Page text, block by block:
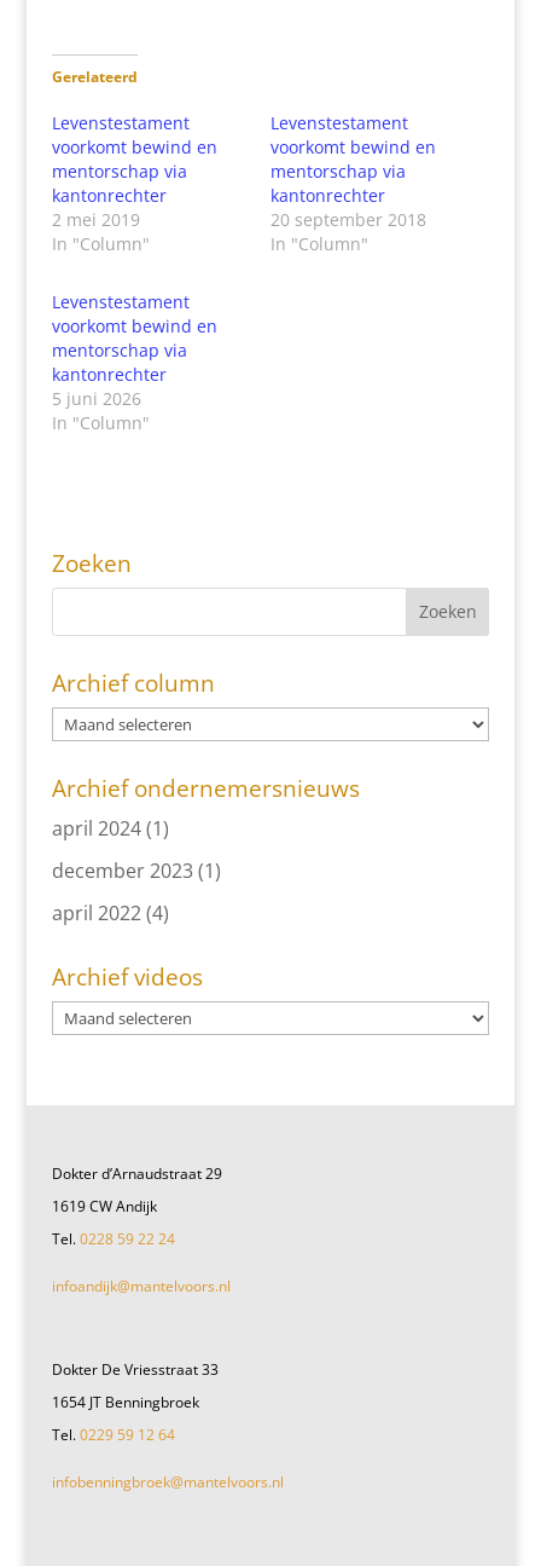
Gerelateerd
Levenstestament
voorkomt bewind en
mentorschap via
kantonrechter
2 mei 2019
In "Column"
Levenstestament
voorkomt bewind en
mentorschap via
kantonrechter
20 september 2018
In "Column"
Levenstestament
voorkomt bewind en
mentorschap via
kantonrechter
5 juni 2026
In "Column"
Zoeken
Archief column
Archief ondernemersnieuws
april 2024(1)
december 2023(1)
april 2022(4)
Archief videos
Dokter d’Arnaudstraat 29
1619 CW Andijk
Tel.0228 59 22 24
infoandijk@mantelvoors.nl
Dokter De Vriesstraat 33
1654 JT Benningbroek
Tel.0229 59 12 64
infobenningbroek@mantelvoors.nl